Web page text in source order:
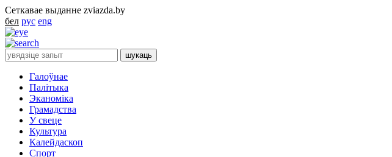
Сеткавае выданне zviazda.by
бел рус eng
Галоўнае
Палітыка
Эканоміка
Грамадства
У свеце
Культура
Калейдаскоп
Спорт